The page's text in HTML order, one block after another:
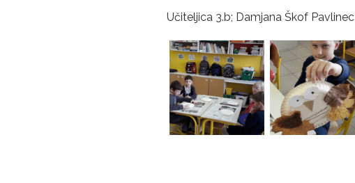
Učiteljica 3.b; Damjana Škof Pavlinec